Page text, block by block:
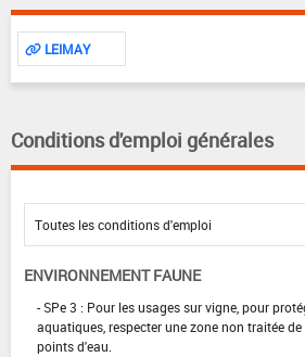
LEIMAY
Conditions d'emploi générales
ENVIRONNEMENT FAUNE
- SPe 3 : Pour les usages sur vigne, pour
aquatiques, respecter une zone non traitée
points d'eau.